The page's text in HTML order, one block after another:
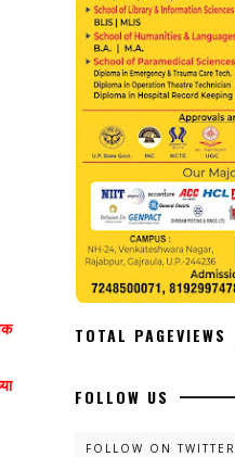
TOTAL PAGEVIEWS
FOLLOW US
FOLLOW ON TWITTER